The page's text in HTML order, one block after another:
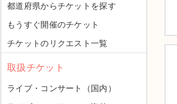
都道府県からチケットを探す
もうすぐ開催のチケット
チケットのリクエスト一覧
取扱チケット
ライブ・コンサート（国内）